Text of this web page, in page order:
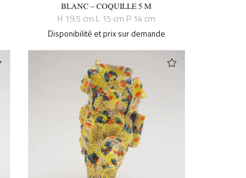
BLANC – COQUILLE 5 M
H 19.5 cm L 15 cm P 14 cm
Disponibilité et prix sur demande